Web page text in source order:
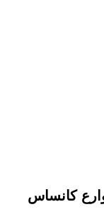
كانساس